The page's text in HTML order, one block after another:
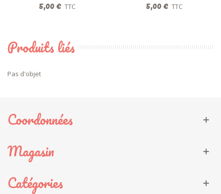
5,00 € TTC 5,00 € TTC
Produits liés
Pas d'objet
Coordonnées
Magasin
Catégories